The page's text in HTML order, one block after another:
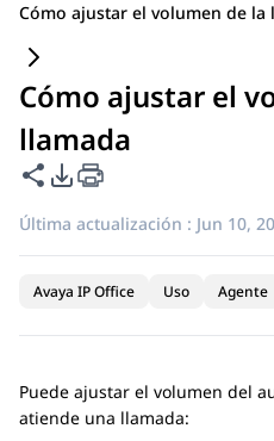
Cómo ajustar el volumen de la
Cómo ajustar el
llamada
Compartir esta página
Opciones de
Última actualización : Jun 10,
Avaya IP Office Uso Agente
Puede ajustar el volumen del
atiende una llamada: